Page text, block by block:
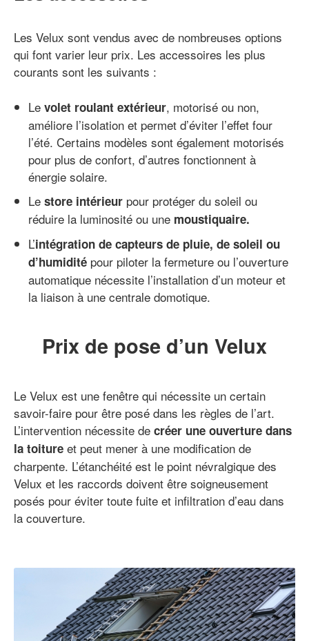
Les Velux sont vendus avec de nombreuses options
qui font varier leur prix. Les accessoires les plus
courants sont les suivants :
Le volet roulant extérieur, motorisé ou non,
améliore l’isolation et permet d’éviter l’effet four
l’été. Certains modèles sont également motorisés
pour plus de confort, d’autres fonctionnent à
énergie solaire.
Le store intérieur pour protéger du soleil ou
réduire la luminosité ou une moustiquaire.
L’intégration de capteurs de pluie, de soleil ou
d’humidité pour piloter la fermeture ou l’ouverture
automatique nécessite l’installation d’un moteur et
la liaison à une centrale domotique.
Prix de pose d’un Velux
Le Velux est une fenêtre qui nécessite un certain
savoir-faire pour être posé dans les règles de l’art.
L’intervention nécessite de créer une ouverture dans
la toiture et peut mener à une modification de
charpente. L’étanchéité est le point névralgique des
Velux et les raccords doivent être soigneusement
posés pour éviter toute fuite et infiltration d’eau dans
la couverture.